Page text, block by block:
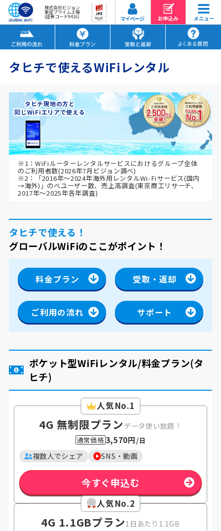
株式会社ビジョン
東証プライム上場
(証券コード9416)
タヒチで使えるWiFiレンタル
タヒチ現地の方と
同じWiFiエリアで使える
※1：WiFiルーターレンタルサービスにおけるグループ全体
のご利用者数(2026年7月ビジョン調べ)
※2：「2016年～2024年海外用レンタルWi-Fiサービス(国内
→海外)」のべユーザー数、売上高調査(東京商工リサーチ、
2017年～2025年各年調査)
タヒチで使える！
グローバルWiFiのここがポイント！
料金プラン 受取・返却
ご利用の流れ サポート
ポケット型WiFiレンタル/料金プラン(タ
ヒチ)
人気No.1
4G 無制限プランデータ使い放題！
通常価格3,570円 /日
複数人でシェア SNS・動画
今すぐ申込む
人気No.2
4G 1.1GBプラン1日あたり1.1GB